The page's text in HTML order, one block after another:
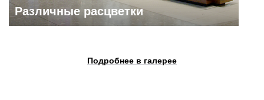
Различные расцветки
Подробнее в галерее